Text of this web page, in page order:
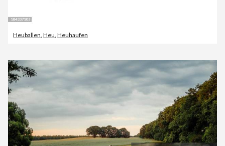
Heuballen, Heu, Heuhaufen